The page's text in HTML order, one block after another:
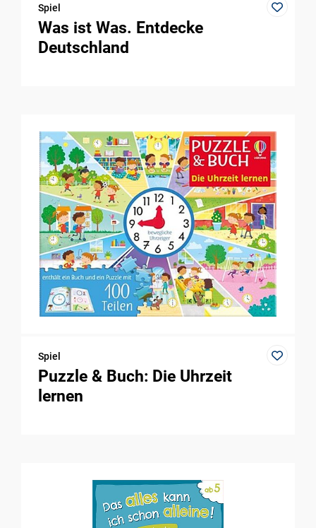
Spiel
Was ist Was. Entdecke
Deutschland
Spiel
Puzzle & Buch: Die Uhrzeit
lernen